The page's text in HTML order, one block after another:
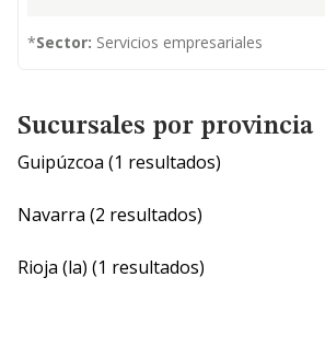
*Sector: Servicios empresariales
Sucursales por provincia
Guipúzcoa (1 resultados)
Navarra (2 resultados)
Rioja (la) (1 resultados)